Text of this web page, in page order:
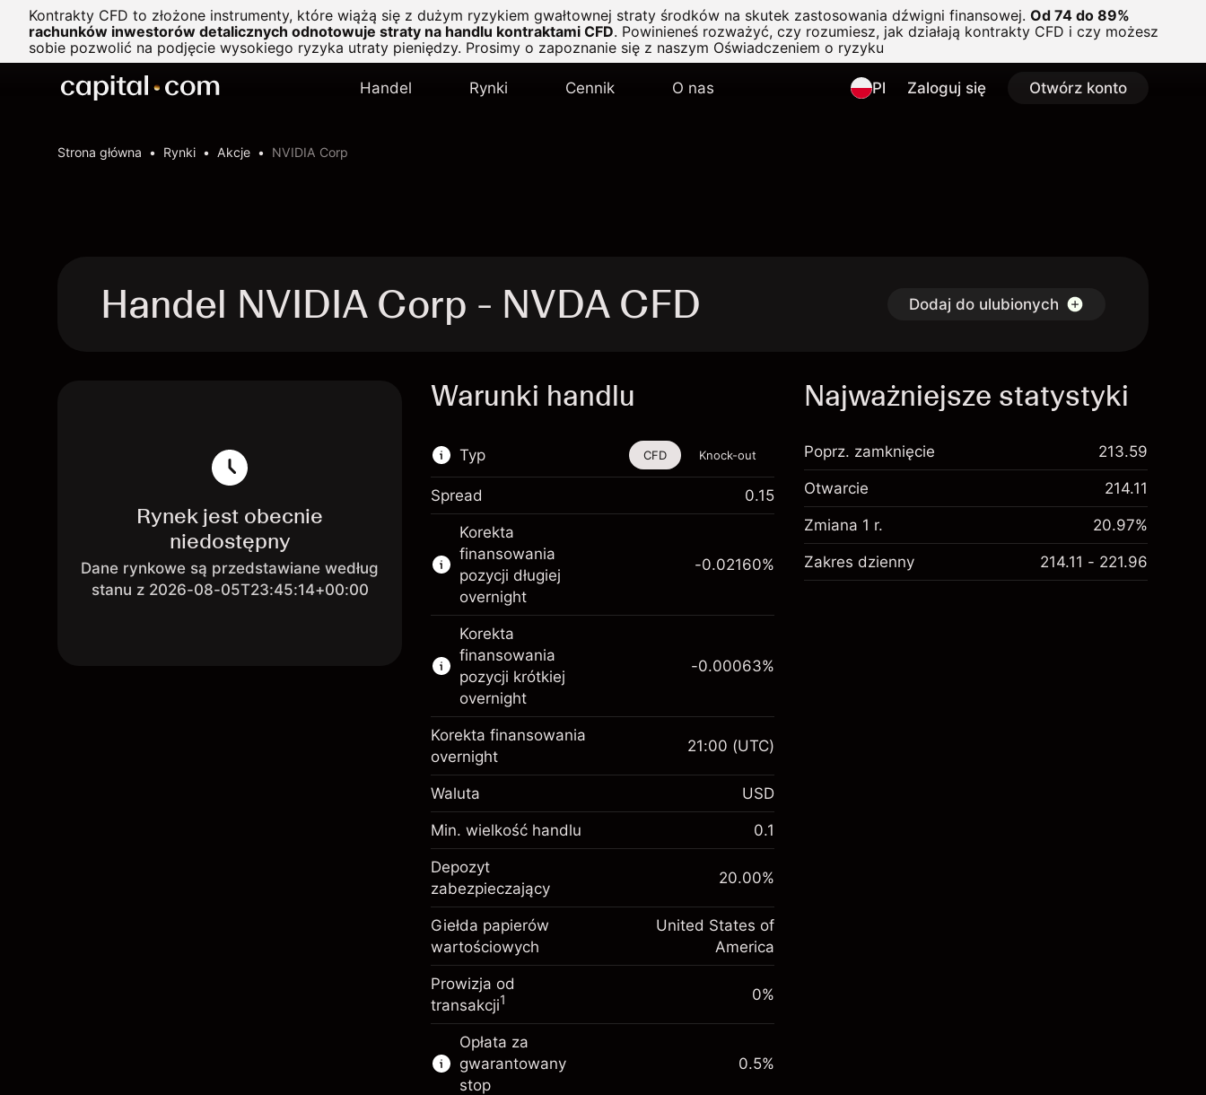
Kontrakty CFD to złożone instrumenty, które wiążą się z dużym ryzykiem gwałtownej straty środków na skutek zastosowania dźwigni finansowej. Od 74 do 89%
rachunków inwestorów detalicznych odnotowuje straty na handlu kontraktami CFD. Powinieneś rozważyć, czy rozumiesz, jak działają kontrakty CFD i czy możesz
sobie pozwolić na podjęcie wysokiego ryzyka utraty pieniędzy. Prosimy o zapoznanie się z naszym Oświadczeniem o ryzyku
Handel Rynki Cennik O nas Pl Zaloguj się Otwórz konto
Strona główna Rynki Akcje NVIDIA Corp
Handel NVIDIA Corp - NVDA CFD Dodaj do ulubionych
Rynek jest obecnie
niedostępny
Dane rynkowe są przedstawiane według
stanu z 2026-08-05T23:45:14+00:00
Warunki handlu
Typ
Ten instrument finansowy jest dostępny do
handlu poprzez CFD i opcje knock-out
Więcej informacji:
Kontrakty CFD
Opcje knock-out
CFD Knock-out
Spread 0.15
Korekta
finansowania
pozycji długiej
overnight
Depozyt zabezpieczający.
Twoja inwestycja
utrzymanie pozycji
Opłaty od pełnej wartości
pozycji
-0.021596
Rozmiar transakcji z dźwignią ~
Środki z dźwigni ~
Idź do platformy
-0.02160%
Korekta
finansowania
pozycji krótkiej
overnight
Depozyt zabezpieczający.
Twoja inwestycja
$1,000.00
Opłata overnight za
utrzymanie pozycji
Opłaty od pełnej wartości
pozycji
-0.000626
(-$0.03)
Rozmiar transakcji z dźwignią ~
$5,000.00
Środki z dźwigni ~
Idź do platformy
-0.00063%
Korekta finansowania
overnight
21:00 (UTC)
Waluta USD
Min. wielkość handlu 0.1
Depozyt
zabezpieczający
20.00%
Giełda papierów
wartościowych
United States of
America
Prowizja od
transakcji1 0%
Opłata za
gwarantowany
stop
0.5%
Najważniejsze statystyki
Poprz. zamknięcie 213.59
Otwarcie 214.11
Zmiana 1 r. 20.97%
Zakres dzienny 214.11 - 221.96